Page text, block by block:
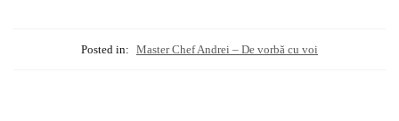
Posted in: Master Chef Andrei – De vorbă cu voi